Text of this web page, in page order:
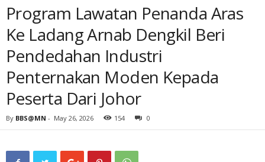
Program Lawatan Penanda Aras
Ke Ladang Arnab Dengkil Beri
Pendedahan Industri
Penternakan Moden Kepada
Peserta Dari Johor
By BBS@MN - May 26, 2026 154 0